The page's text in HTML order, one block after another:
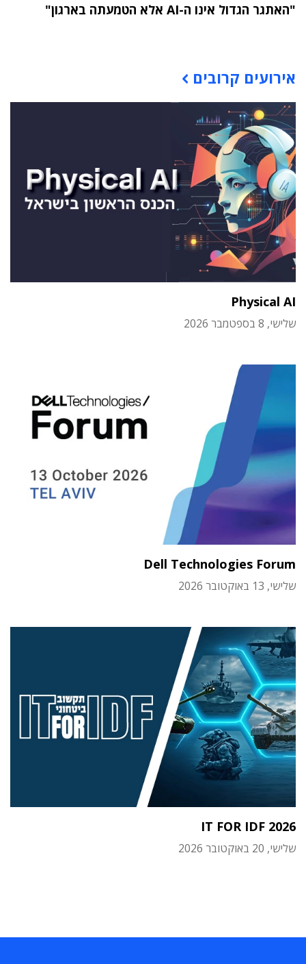
"האתגר הגדול אינו ה-AI אלא הטמעתה בארגון"
אירועים קרובים
Physical AI
שלישי, 8 בספטמבר 2026
Dell Technologies Forum
שלישי, 13 באוקטובר 2026
IT FOR IDF 2026
שלישי, 20 באוקטובר 2026